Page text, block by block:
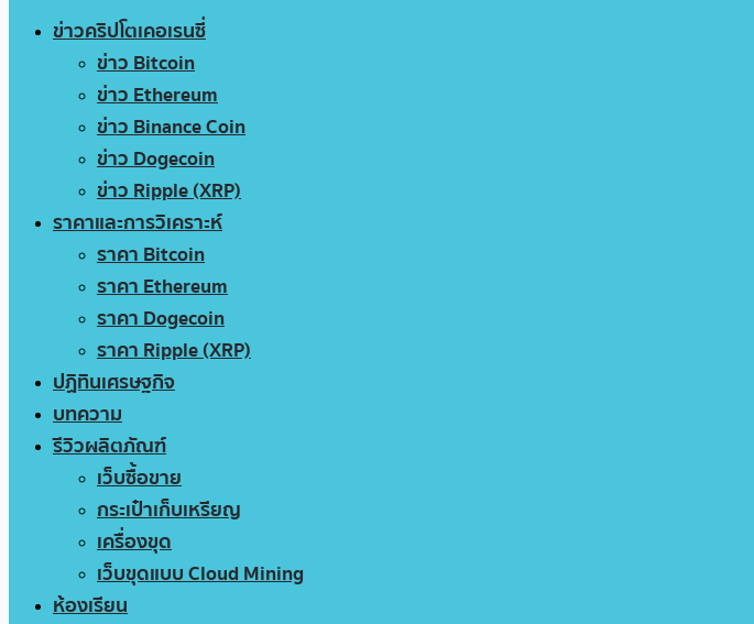
ข่าวคริปโตเคอเรนซี่
ข่าว Bitcoin
ข่าว Ethereum
ข่าว Binance Coin
ข่าว Dogecoin
ข่าว Ripple (XRP)
ราคาและการวิเคราะห์
ราคา Bitcoin
ราคา Ethereum
ราคา Dogecoin
ราคา Ripple (XRP)
ปฏิทินเศรษฐกิจ
บทความ
รีวิวผลิตภัณฑ์
เว็บซื้อขาย
กระเป๋าเก็บเหรียญ
เครื่องขุด
เว็บขุดแบบ Cloud Mining
ห้องเรียน